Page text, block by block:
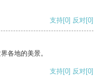
支持[0] 反对[0]
各地的美景。
支持[0] 反对[0]